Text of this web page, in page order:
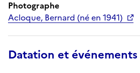
Photographe
Acloque, Bernard (né en 1941)
Datation et événements